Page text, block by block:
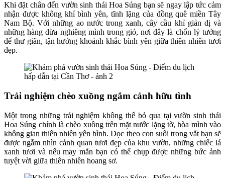
Khi đặt chân đến vườn sinh thái Hoa Súng bạn sẽ ngay lập tức cảm
nhận được không khí bình yên, tĩnh lặng của đồng quê miền Tây
Nam Bộ. Với những ao nước trong xanh, cây cầu khỉ giản dị và
những hàng dừa nghiêng mình trong gió, nơi đây là chốn lý tưởng
để thư giãn, tận hưởng khoảnh khắc bình yên giữa thiên nhiên tươi
đẹp.
Trải nghiệm chèo xuồng ngắm cảnh hữu tình
Một trong những trải nghiệm không thể bỏ qua tại vườn sinh thái
Hoa Súng chính là chèo xuồng trên mặt nước lặng tờ, hòa mình vào
không gian thiên nhiên yên bình. Dọc theo con suối trong vắt bạn sẽ
được ngắm nhìn cảnh quan tươi đẹp của khu vườn, những chiếc lá
xanh tươi và nếu may mắn bạn có thể chụp được những bức ảnh
tuyệt vời giữa thiên nhiên hoang sơ.